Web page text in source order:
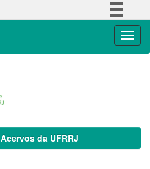
da UFRRJ